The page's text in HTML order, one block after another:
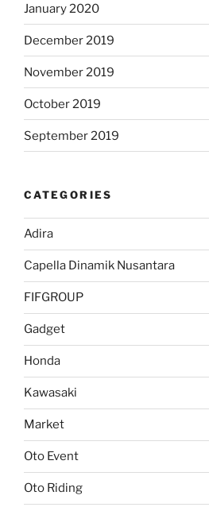
January 2020
December 2019
November 2019
October 2019
September 2019
CATEGORIES
Adira
Capella Dinamik Nusantara
FIFGROUP
Gadget
Honda
Kawasaki
Market
Oto Event
Oto Riding